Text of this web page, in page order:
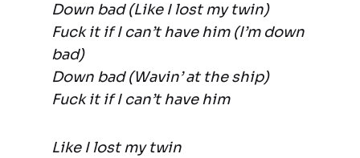
Down bad (Like I lost my twin)
Fuck it if I can’t have him (I’m down
bad)
Down bad (Wavin’ at the ship)
Fuck it if I can’t have him
Like I lost my twin